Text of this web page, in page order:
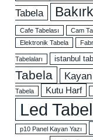
Tabela
Cafe Tabelası Cam
Elektronik Tabela
Tabelaları istanbul
Tabela
Kayan
Tabela
Kutu Harf
Led
p10 Panel Kayan Yazı